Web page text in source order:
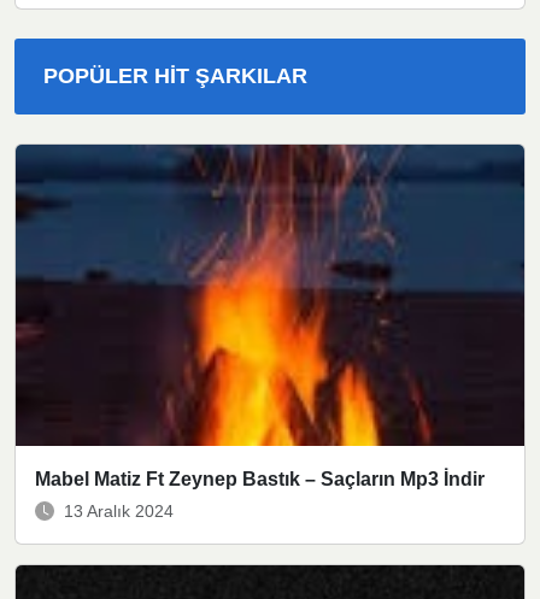
POPÜLER HIT ŞARKILAR
Mabel Matiz Ft Zeynep Bastık – Saçların Mp3 İndir
13 Aralık 2024